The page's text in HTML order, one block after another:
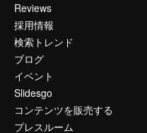
Reviews
採用情報
検索トレンド
ブログ
イベント
Slidesgo
コンテンツを販売する
プレスルーム